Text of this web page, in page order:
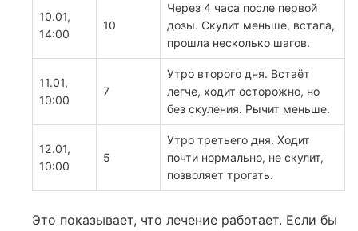
10.01,
14:00
10
Через 4 часа после первой
дозы. Скулит меньше, встала,
прошла несколько шагов.
11.01,
10:00
7
Утро второго дня. Встаёт
легче, ходит осторожно, но
без скуления. Рычит меньше.
12.01,
10:00
5
Утро третьего дня. Ходит
почти нормально, не скулит,
позволяет трогать.
Это показывает, что лечение работает. Если бы